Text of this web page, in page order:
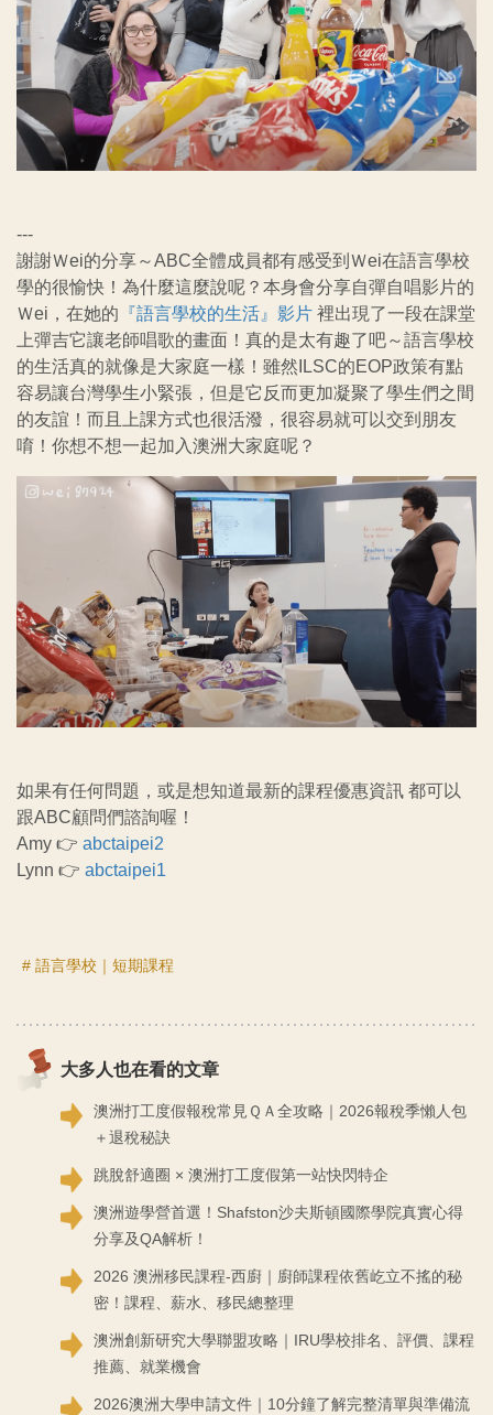
---
謝謝Ｗei的分享～ABC全體成員都有感受到Ｗei在語言學校
學的很愉快！為什麼這麼說呢？本身會分享自彈自唱影片的
Ｗei，在她的 『語言學校的生活』影片 裡出現了一段在課堂
上彈吉它讓老師唱歌的畫面！真的是太有趣了吧～語言學校
的生活真的就像是大家庭一樣！雖然ILSC的EOP政策有點
容易讓台灣學生小緊張，但是它反而更加凝聚了學生們之間
的友誼！而且上課方式也很活潑，很容易就可以交到朋友
唷！你想不想一起加入澳洲大家庭呢？
如果有任何問題，或是想知道最新的課程優惠資訊 都可以
跟ABC顧問們諮詢喔！
Amy 👉 abctaipei2
Lynn 👉 abctaipei1
# 語言學校｜短期課程
大多人也在看的文章
澳洲打工度假報稅常見ＱＡ全攻略｜2026報稅季懶人包
＋退稅秘訣
跳脫舒適圈 × 澳洲打工度假第一站快閃特企
澳洲遊學營首選！Shafston沙夫斯頓國際學院真實心得
分享及QA解析！
2026 澳洲移民課程-西廚｜廚師課程依舊屹立不搖的秘
密！課程、薪水、移民總整理
澳洲創新研究大學聯盟攻略｜IRU學校排名、評價、課程
推薦、就業機會
2026澳洲大學申請文件｜10分鐘了解完整清單與準備流